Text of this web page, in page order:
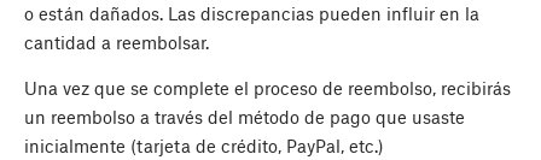
o están dañados. Las discrepancias pueden influir en la
cantidad a reembolsar.
Una vez que se complete el proceso de reembolso, recibirás
un reembolso a través del método de pago que usaste
inicialmente (tarjeta de crédito, PayPal, etc.)